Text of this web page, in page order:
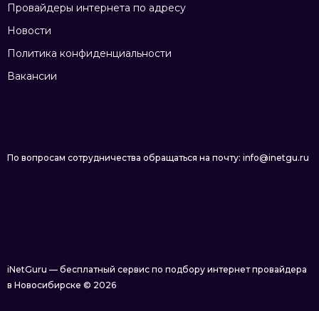
Провайдеры интернета по адресу
Новости
Политика конфиденциальности
Вакансии
По вопросам сотрудничества обращаться на почту: info@inetgu.ru
iNetGuru — бесплатный сервис по подбору интернет провайдера
в Новосибирске © 2026